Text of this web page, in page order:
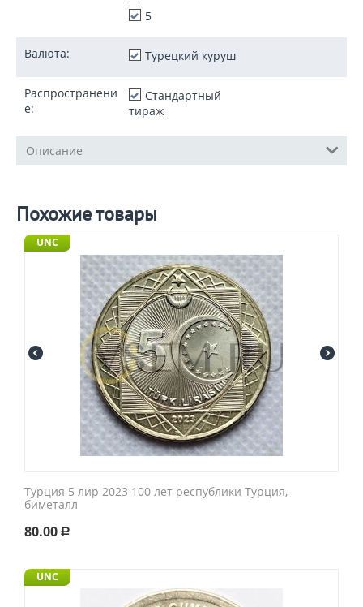
5
Валюта: Турецкий куруш
Распространени
е:
Стандартный
тираж
Описание
Похожие товары
UNC
Турция 5 лир 2023 100 лет республики Турция,
биметалл
80.00 Р
UNC